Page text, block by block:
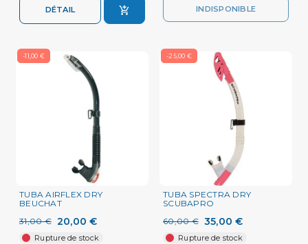
DÉTAIL INDISPONIBLE
-11,00 €
TUBA AIRFLEX DRY
BEUCHAT
31,00 € 20,00 €
Rupture de stock
-25,00 €
TUBA SPECTRA DRY
SCUBAPRO
60,00 € 35,00 €
Rupture de stock